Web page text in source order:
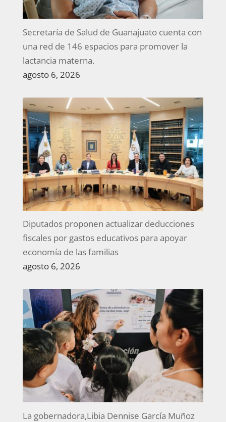
Secretaría de Salud de Guanajuato cuenta con
una red de 146 espacios para promover la
lactancia materna.
agosto 6, 2026
Diputados proponen actualizar deducciones
fiscales por gastos educativos para apoyar
economía de las familias
agosto 6, 2026
La gobernadora,Libia Dennise García Muñoz